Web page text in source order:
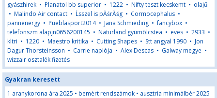
gyászhirek • Planatol bb superior • 1222 • Nifty teszt kecskemt • olajű
• Malindo Air contact • Ĺsszel is pĂśrĂśg • Cormocephalus •
pannenergy • Pueblasport2014• Jana Schmieding •fancybox •
telefonszm alapjn0656200145 • Naturland gyümölcstea • eves • 2933 •
kltri • 1220 • Maestro kritika • Cutting Shapes • Stt angyal 1990 • Jon
Dagur Thorsteinsson • Carrie naplója • Alex Descas • Galway megye •
wizzair osztalék fizetés
Gyakran keresett
1 aranykorona ára 2025 • bemért rendszámok • ausztria minimálbér 2025